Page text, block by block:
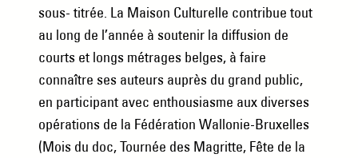
sous- titrée. La Maison Culturelle contribue tout
au long de l’année à soutenir la diffusion de
courts et longs métrages belges, à faire
connaître ses auteurs auprès du grand public,
en participant avec enthousiasme aux diverses
opérations de la Fédération Wallonie-Bruxelles
(Mois du doc, Tournée des Magritte, Fête de la